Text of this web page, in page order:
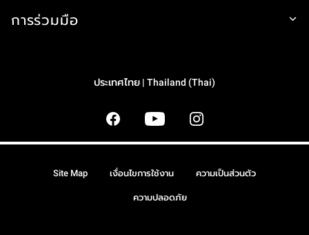
การร่วมมือ
ประเทศไทย | Thailand (Thai)
Site Map เงื่อนไขการใช้งาน ความเป็นส่วนตัว
ความปลอดภัย